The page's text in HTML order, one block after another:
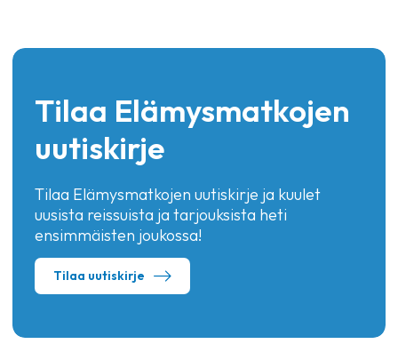
Tilaa Elämysmatkojen
uutiskirje
Tilaa Elämysmatkojen uutiskirje ja kuulet
uusista reissuista ja tarjouksista heti
ensimmäisten joukossa!
Tilaa uutiskirje